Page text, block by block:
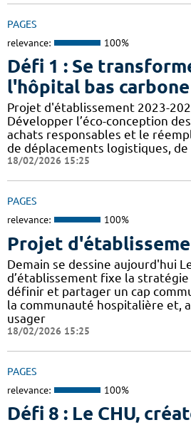
PAGES
relevance: 100%
Défi 1 : Se
l'hôpital bas carbone
Projet d'établissement 2023-
Développer l’éco-conception
achats responsables et le
de déplacements logistiques,
18/02/2026 15:25
PAGES
relevance: 100%
Projet
Demain se dessine aujourd'hui
d’établissement fixe la stratégie
définir et partager un cap
la communauté hospitalière et,
usager
18/02/2026 15:25
PAGES
relevance: 100%
Défi 8 : Le CHU,